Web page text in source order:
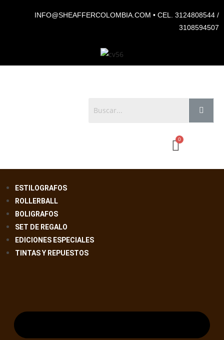
INFO@SHEAFFERCOLOMBIA.COM • CEL. 3124808544 /
3108594507
ESTILOGRAFOS
ROLLERBALL
BOLIGRAFOS
SET DE REGALO
EDICIONES ESPECIALES
TINTAS Y REPUESTOS